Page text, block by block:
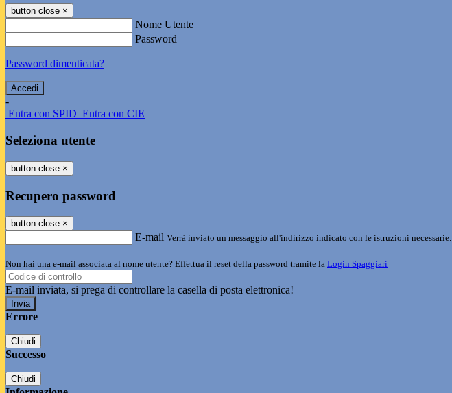
button close ×
Nome Utente
Password
Password dimenticata?
-
Entra con SPID Entra con CIE
Seleziona utente
button close ×
Recupero password
button close ×
E-mail Verrà inviato un messaggio all'indirizzo indicato con le istruzioni necessarie.
Non hai una e-mail associata al nome utente? Effettua il reset della password tramite la Login Spaggiari
E-mail inviata, si prega di controllare la casella di posta elettronica!
Errore
Chiudi
Successo
Chiudi